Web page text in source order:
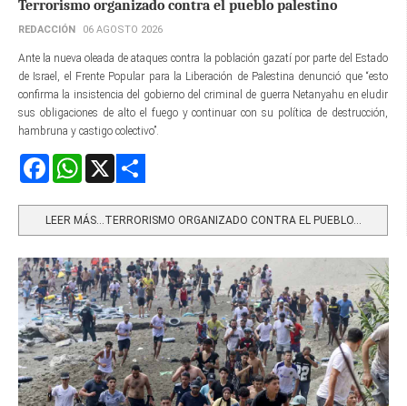
Terrorismo organizado contra el pueblo palestino
REDACCIÓN 06 AGOSTO 2026
Ante la nueva oleada de ataques contra la población gazatí por parte del Estado
de Israel, el Frente Popular para la Liberación de Palestina denunció que “esto
confirma la insistencia del gobierno del criminal de guerra Netanyahu en eludir
sus obligaciones de alto el fuego y continuar con su política de destrucción,
hambruna y castigo colectivo”.
FacebookWhatsApp
LEER MÁS…TERRORISMO ORGANIZADO CONTRA EL PUEBLO...